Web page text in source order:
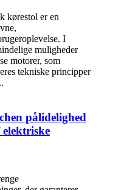
kørestol er en
I
muligheder
motorer, som
tekniske principper
pålidelighed
elektriske